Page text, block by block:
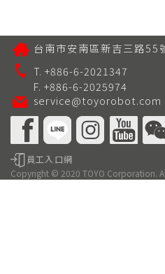
台南市安南區新吉三路55
T. +886-6-2021347
F. +886-6-2025974
service@toyorobot.com
員工入口網
Copyright © 2020 TOYO Corporation.